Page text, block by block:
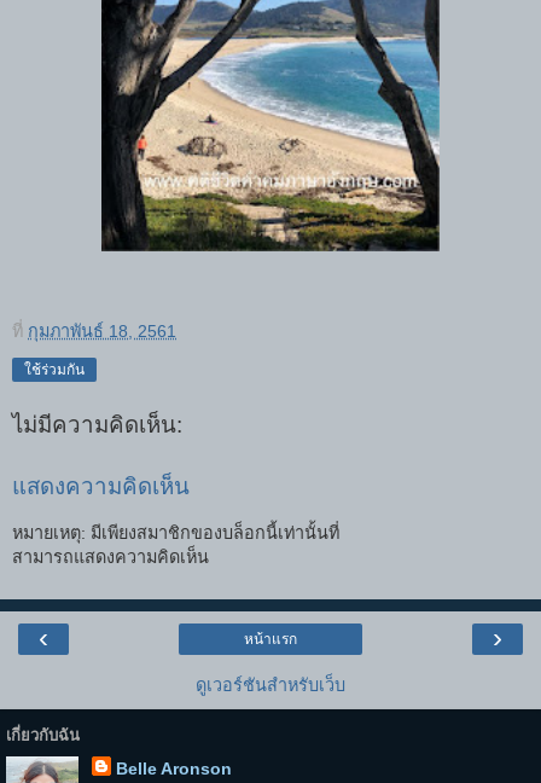
ที่ กุมภาพันธ์ 18, 2561
ใช้ร่วมกัน
ไม่มีความคิดเห็น:
แสดงความคิดเห็น
หมายเหตุ: มีเพียงสมาชิกของบล็อกนี้เท่านั้นที่
สามารถแสดงความคิดเห็น
‹ ›
หน้าแรก
ดูเวอร์ชันสำหรับเว็บ
เกี่ยวกับฉัน
Belle Aronson